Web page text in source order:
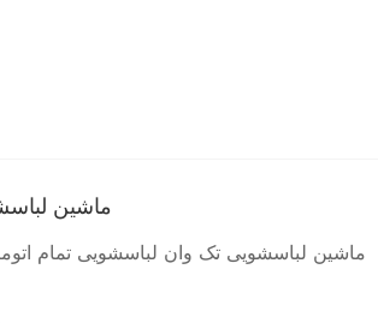
ماشین
ماشین لباسشویی تک وان لباسشویی تمام